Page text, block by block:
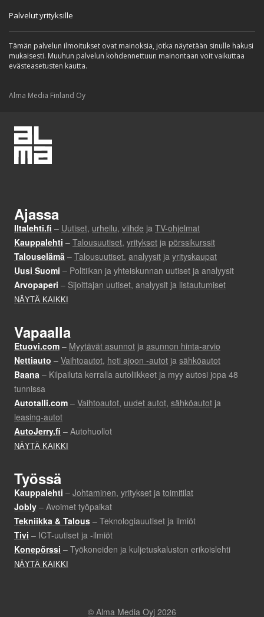
Palvelut yrityksille
Tämän palvelun ilmoitukset ovat mainoksia, jotka näytetään sinulle hakusi
mukaisesti. Muuhun palvelun kohdennettuun mainontaan voit vaikuttaa
evästeasetusten kautta.
Alma Media Finland Oy